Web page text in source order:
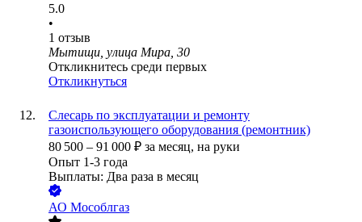
5.0
•
1 отзыв
Мытищи, улица Мира, 30
Откликнитесь среди первых
Откликнуться
Слесарь по эксплуатации и ремонту
газоиспользующего оборудования (ремонтник)
80 500 – 91 000 ₽ за месяц, на руки
Опыт 1-3 года
Выплаты: Два раза в месяц
АО Мособлгаз